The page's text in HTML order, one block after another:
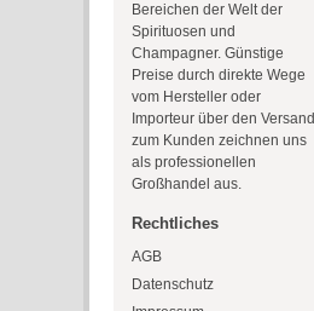
Bereichen der Welt der
Spirituosen und
Champagner. Günstige
Preise durch direkte Wege
vom Hersteller oder
Importeur über den Versand
zum Kunden zeichnen uns
als professionellen
Großhandel aus.
Rechtliches
AGB
Datenschutz